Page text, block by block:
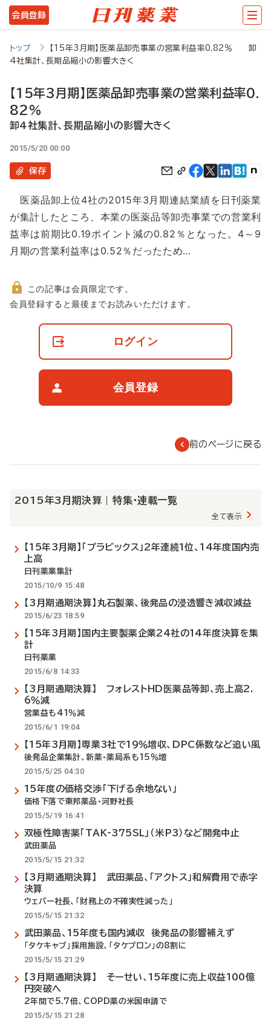
メ
イ
テ
ン
ツ
に
会員登録
トップ
【15年3月期】医薬品卸売事業の営業利益率0.82％ 卸
4社集計、長期品縮小の影響大きく
【15年3月期】医薬品卸売事業の営業利益率0.
82％
卸4社集計、長期品縮小の影響大きく
2015/5/20 00:00
保存
医薬品卸上位4社の2015年3月期連結業績を日刊薬業
が集計したところ、本業の医薬品等卸売事業での営業利
益率は前期比0.19ポイント減の0.82％となった。4～9
月期の営業利益率は0.52％だったため…
非
この記事は会員限定です。
会員登録すると最後までお読みいただけます。
ログイン
会員登録
前のページに戻る
2015年3月期決算 | 特集・連載一覧
全て表示
【15年3月期】「プラビックス」2年連続1位、14年度国内売
上高
日刊薬業集計
2015/10/9 15:48
【3月期通期決算】丸石製薬、後発品の浸透響き減収減益
2015/6/23 18:59
【15年3月期】国内主要製薬企業24社の14年度決算を集
計
日刊薬業
2015/6/8 14:33
【3月期通期決算】 フォレストHD医薬品等卸、売上高2.
6％減
営業益も41％減
2015/6/1 19:04
【15年3月期】専業3社で19％増収、DPC係数など追い風
後発品企業集計、新薬・薬局系も15％増
2015/5/25 04:30
15年度の価格交渉「下げる余地ない」
価格下落で東邦薬品・河野社長
2015/5/19 16:41
双極性障害薬「TAK-375SL」（米P3）など開発中止
武田薬品
2015/5/15 21:32
【3月期通期決算】 武田薬品、「アクトス」和解費用で赤字
決算
ウェバー社長、「財務上の不確実性減った」
2015/5/15 21:32
武田薬品、15年度も国内減収 後発品の影響補えず
「タケキャブ」採用施設、「タケプロン」の8割に
2015/5/15 21:29
【3月期通期決算】 そーせい、15年度に売上収益100億
円突破へ
2年間で5.7倍、COPD薬の米国申請で
2015/5/15 21:28